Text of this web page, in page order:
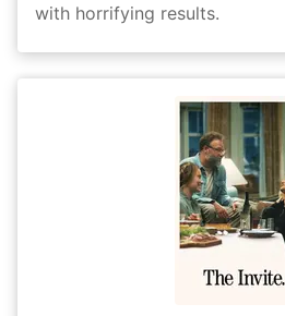
with horrifying results.